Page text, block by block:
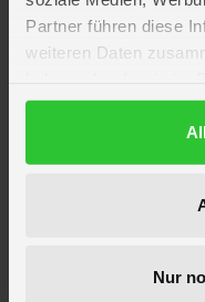
Partner führen diese
weiteren Daten
gesammelt haben.
Nur
Hersteller-Artikelnr.: 8459
Verlag: Frech / Topp